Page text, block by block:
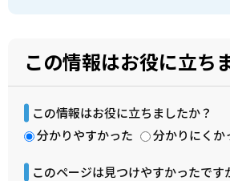
この情報はお役に立ち
この情報はお役に立ちましたか？
分かりやすかった
分かりにくか
このページは見つけやすかったです